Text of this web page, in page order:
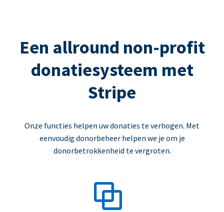
Een allround non-profit
donatiesysteem met
Stripe
Onze functies helpen uw donaties te verhogen. Met
eenvoudig donorbeheer helpen we je om je
donorbetrokkenheid te vergroten.